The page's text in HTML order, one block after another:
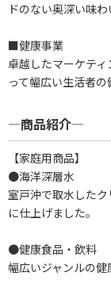
ドのない奥深い味
■健康事業
卓越したマーケテ
って幅広い生活者
―商品紹介―
【家庭用商品】
●海洋深層水
室戸沖で取水した
に仕上げました。
●健康食品・飲料
幅広いジャンルの健